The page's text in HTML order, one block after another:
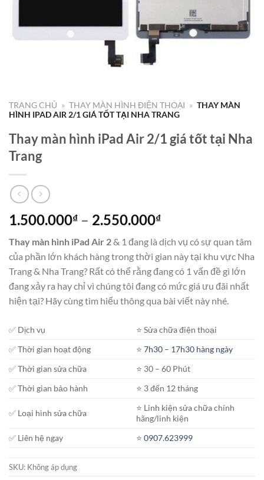
TRANG CHỦ » THAY MÀN HÌNH ĐIỆN THOẠI » THAY MÀN
HÌNH IPAD AIR 2/1 GIÁ TỐT TẠI NHA TRANG
Thay màn hình iPad Air 2/1 giá tốt tại Nha
Trang
1.500.000₫ – 2.550.000₫Khoảng
từ
1.500.000₫
đến
2.550.000₫
Thay màn hình iPad Air 2& 1 đang là dịch vụ có sự quan tâm
của phần lớn khách hàng trong thời gian này tại khu vực Nha
Trang & Nha Trang? Rất có thể rằng đang có 1 vấn đề gì lớn
đang xảy ra hay chỉ vì chúng tôi đang có mức giá ưu đãi nhất
hiện tại? Hãy cùng tìm hiểu thông qua bài viết này nhé.
✅ Dịch vụ
⭐️ Sửa chữa điện thoại
✅ Thời gian hoạt động
⭐️7h30 – 17h30 hàng ngày
✅ Thời gian sửa chữa
⭐️ 30 – 60 Phút
✅ Thời gian bảo hành
⭐️ 3 đến 12 tháng
✅ Loại hình sửa chữa
⭐️ Linh kiện sửa chữa chính
hãng/linh kiện
✅ Liên hệ ngay
⭐️0907.623999
SKU: Không áp dụng